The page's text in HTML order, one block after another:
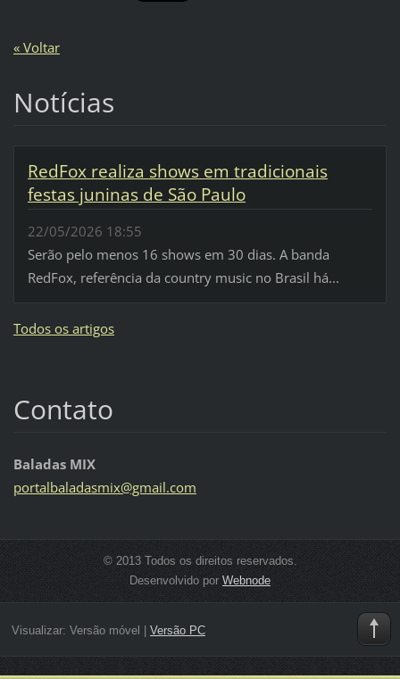
« Voltar
Notícias
RedFox realiza shows em tradicionais
festas juninas de São Paulo
22/05/2026 18:55
Serão pelo menos 16 shows em 30 dias. A banda
RedFox, referência da country music no Brasil há...
Todos os artigos
Contato
Baladas MIX
portalbaladasmix@gmail.com
© 2013 Todos os direitos reservados.
Desenvolvido por Webnode
Visualizar: Versão móvel Versão PC